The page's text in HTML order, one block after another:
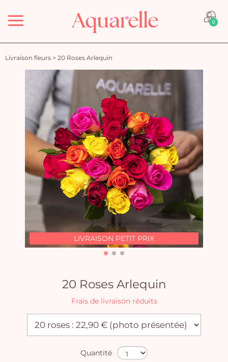
Menu 0
Livraison fleurs > 20 Roses Arlequin
LIVRAISON PETIT PRIX
20 Roses Arlequin
Frais de livraison réduits
Quantité